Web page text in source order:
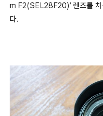
m F2(SEL28F20)' 렌즈를 처
다.